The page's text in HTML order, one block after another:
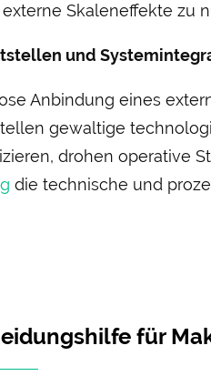
externe Skalen­effekte zu
und
Anbindung eines
gewaltige
drohen operative
die technische und
für